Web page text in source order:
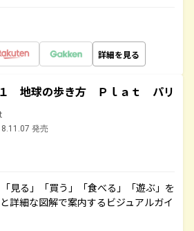
詳細を見る
地球の歩き方 Ｐｌａｔ パリ
発売
見る」「買う」「食べる」「遊ぶ」を
詳細な図解で案内するビジュアルガイ